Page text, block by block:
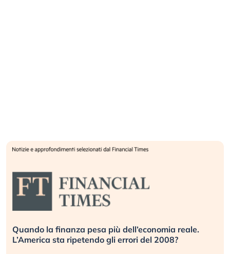
Quando la finanza pesa più dell’economia reale.
L’America sta ripetendo gli errori del 2008?